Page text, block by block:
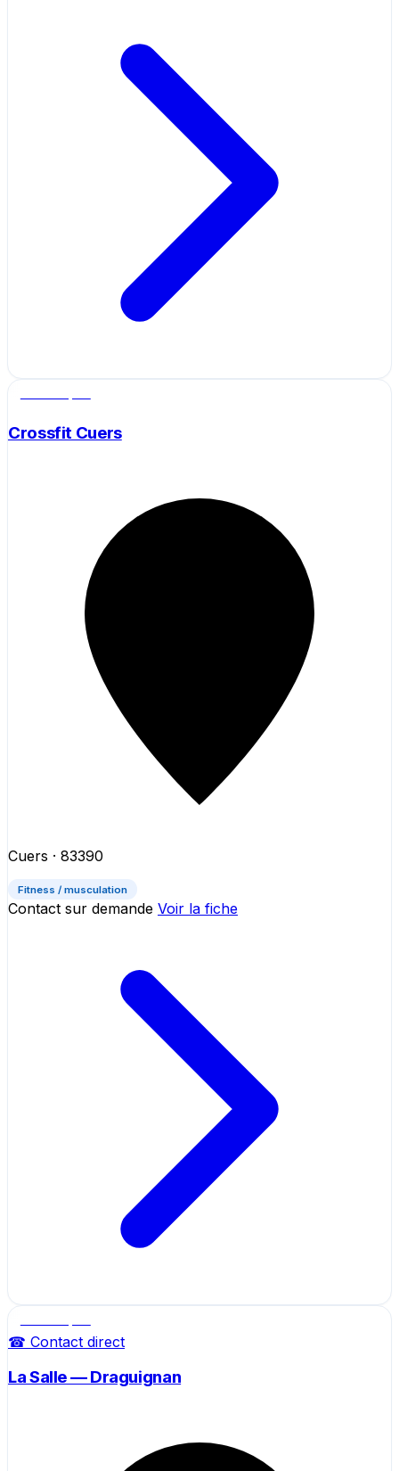
Crossfit Cuers
Cuers · 83390
Fitness / musculation
Contact sur demande Voir la fiche
☎ Contact direct
La Salle — Draguignan